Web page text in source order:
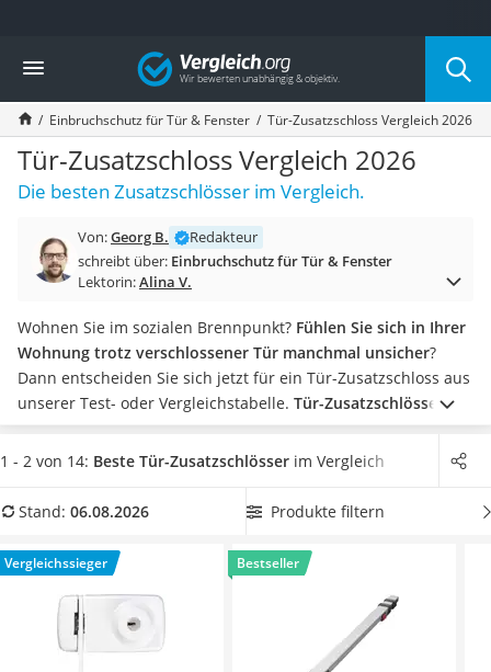
Die beliebtesten Vergleiche nach Kategorie
Baumarkt
Tresor feuerfest
Makita-Akku-Rasenmäher
Kappsäge
Smartes Türschloss
Akku-Rasentrimmer
Feuchtigkeitsmessgerät
Split-Klimaanlage 2 Innengeräte
Pelletofen
Tiefbrunnenpumpe
Fliesenschneider
Hochdruckreiniger
Doppelschleifer
Überwachungskamera
Benzinrasenmäher mit Elektrostart
Löschdecke
Winterharte Palmen
Gasdurchlauferhitzer
Vergleich
Einbruchschutz für Tür & Fenster Tür-Zusatzschloss Vergleich 2026
Tür-Zusatzschloss Vergleich 2026
Die besten Zusatzschlösser im Vergleich.
Von:Georg B.
Redakteur
schreibt über: Einbruchschutz für Tür & Fenster
Lektorin:Alina V.
Wohnen Sie im sozialen Brennpunkt? Fühlen Sie sich in Ihrer
Wohnung trotz verschlossener Tür manchmal unsicher?
Dann entscheiden Sie sich jetzt für ein Tür-Zusatzschloss aus
unserer Test- oder Vergleichstabelle. Tür-Zusatzschlösser
werden von innen an die Wohnungstür montiertund bieten
zusätzlichen Schutz vor dem Aufbrechen der Tür. Neben
verschließbare Türketten in diese Kategorie.Insider-Tipp
Ihnen ermöglicht, die Tür Spaltbreit zu öffnen. So können Sie
an der Tür mit Fremden sprechen, ohne ein Risiko
einzugehen. Überzeugt hat uns hier im August 2026
besonders das Modell
ABUS Tür-Zusatzschloss 7035
seinen Eigenschaften.
1 - 2 von 14: Beste Tür-Zusatzschlösser im Vergleich
Stand: 06.08.2026 Produkte filtern
Vergleichssieger Bestseller